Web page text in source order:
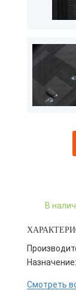
В
Назначение:
Смотреть